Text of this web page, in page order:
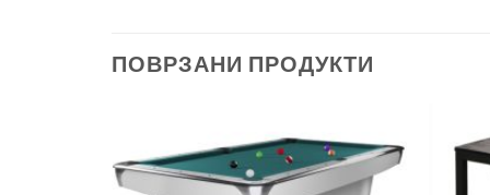
ПОВРЗАНИ ПРОДУКТИ
Во
желботека